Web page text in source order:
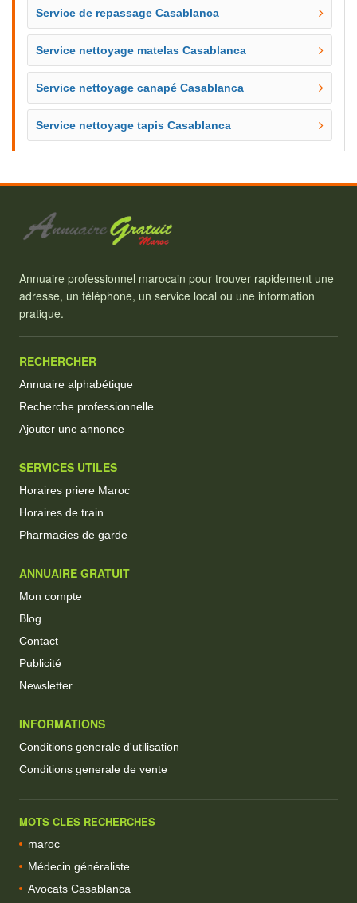
Service de repassage Casablanca
Service nettoyage matelas Casablanca
Service nettoyage canapé Casablanca
Service nettoyage tapis Casablanca
Annuaire professionnel marocain pour trouver rapidement une
adresse, un téléphone, un service local ou une information
pratique.
RECHERCHER
Annuaire alphabétique
Recherche professionnelle
Ajouter une annonce
SERVICES UTILES
Horaires priere Maroc
Horaires de train
Pharmacies de garde
ANNUAIRE GRATUIT
Mon compte
Blog
Contact
Publicité
Newsletter
INFORMATIONS
Conditions generale d'utilisation
Conditions generale de vente
MOTS CLES RECHERCHES
maroc
Médecin généraliste
Avocats Casablanca